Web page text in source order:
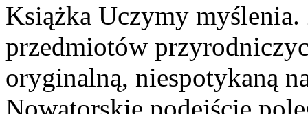
Książka Uczymy myślenia.
przedmiotów
oryginalną, niespotykaną